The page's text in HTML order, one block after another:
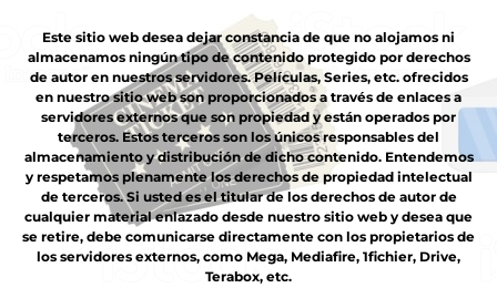
Este sitio web desea dejar constancia de que no alojamos ni
almacenamos ningún tipo de contenido protegido por derechos
de autor en nuestros servidores. Películas, Series, etc. ofrecidos
en nuestro sitio web son proporcionados a través de enlaces a
servidores externos que son propiedad y están operados por
terceros. Estos terceros son los únicos responsables del
almacenamiento y distribución de dicho contenido. Entendemos
y respetamos plenamente los derechos de propiedad intelectual
de terceros. Si usted es el titular de los derechos de autor de
cualquier material enlazado desde nuestro sitio web y desea que
se retire, debe comunicarse directamente con los propietarios de
los servidores externos, como Mega, Mediafire, 1fichier, Drive,
Terabox, etc.